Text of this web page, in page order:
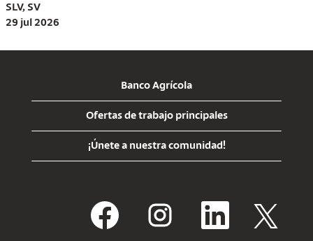
SLV, SV
29 jul 2026
Banco Agrícola
Ofertas de trabajo principales
¡Únete a nuestra comunidad!
e
a
S
a
S
a